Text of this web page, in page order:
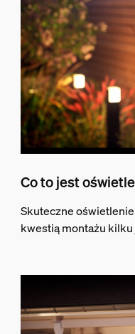
Co to jest
Skuteczne
kwestią montażu kilku